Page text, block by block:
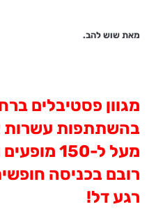
מאת שוש להב.
מגוון פסטיבלים
בהשתתפות עשרות
מעל ל-150
רובם בכניסה
רגע דל!